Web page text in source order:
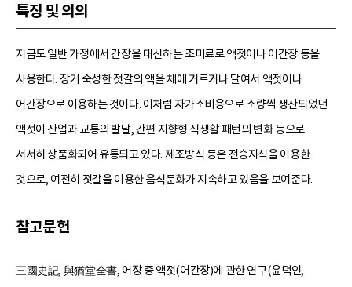
특징 및 의의
지금도 일반 가정에서 간장을 대신하는 조미료로 액젓이나 어간장 등을
사용한다. 장기 숙성한 젓갈의 액을 체에 거르거나 달여서 액젓이나
어간장으로 이용하는 것이다. 이처럼 자가소비용으로 소량씩 생산되었던
액젓이 산업과 교통의 발달, 간편 지향형 식생활 패턴의 변화 등으로
서서히 상품화되어 유통되고 있다. 제조방식 등은 전승지식을 이용한
것으로, 여전히 젓갈을 이용한 음식문화가 지속하고 있음을 보여준다.
참고문헌
三國史記, 與猶堂全書, 어장 중 액젓(어간장)에 관한 연구(윤덕인,